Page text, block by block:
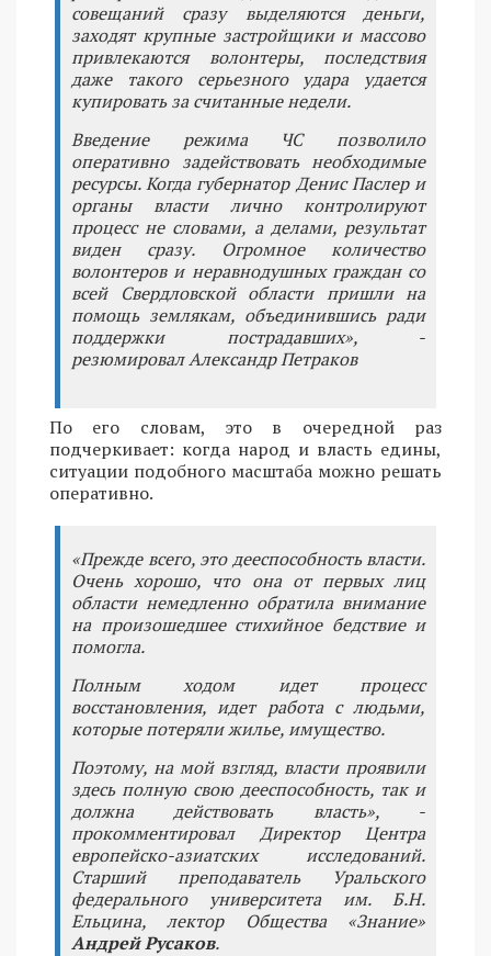
совещаний сразу выделяются деньги,
заходят крупные застройщики и массово
привлекаются волонтеры, последствия
даже такого серьезного удара удается
купировать за считанные недели.
Введение режима ЧС позволило
оперативно задействовать необходимые
ресурсы. Когда губернатор Денис Паслер и
органы власти лично контролируют
процесс не словами, а делами, результат
виден сразу. Огромное количество
волонтеров и неравнодушных граждан со
всей Свердловской области пришли на
помощь землякам, объединившись ради
поддержки пострадавших», -
резюмировал Александр Петраков
По его словам, это в очередной раз
подчеркивает: когда народ и власть едины,
ситуации подобного масштаба можно решать
оперативно.
«Прежде всего, это дееспособность власти.
Очень хорошо, что она от первых лиц
области немедленно обратила внимание
на произошедшее стихийное бедствие и
помогла.
Полным ходом идет процесс
восстановления, идет работа с людьми,
которые потеряли жилье, имущество.
Поэтому, на мой взгляд, власти проявили
здесь полную свою дееспособность, так и
должна действовать власть», -
прокомментировал Директор Центра
европейско-азиатских исследований.
Старший преподаватель Уральского
федерального университета им. Б.Н.
Ельцина, лектор Общества «Знание»
Андрей Русаков.